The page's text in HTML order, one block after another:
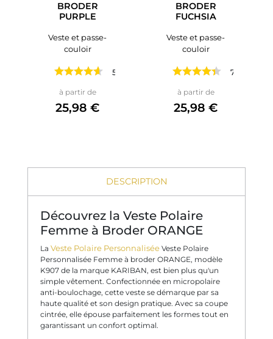
BRODER
PURPLE
Veste et passe-
couloir
5 avis
à partir dePrix
25,98 €
BRODER
FUCHSIA
Veste et passe-
couloir
7 avis
à partir dePrix
25,98 €
DESCRIPTION
Découvrez la Veste Polaire
Femme à Broder ORANGE
La Veste Polaire Personnalisée Veste Polaire
Personnalisée Femme à broder ORANGE, modèle
K907 de la marque KARIBAN, est bien plus qu'un
simple vêtement. Confectionnée en micropolaire
anti-boulochage, cette veste se démarque par sa
haute qualité et son design pratique. Avec sa coupe
cintrée, elle épouse parfaitement les formes tout en
garantissant un confort optimal.